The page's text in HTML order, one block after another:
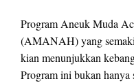
Program Aneuk Muda
(AMANAH) yang
kian menunjukkan
Program ini bukan hanya